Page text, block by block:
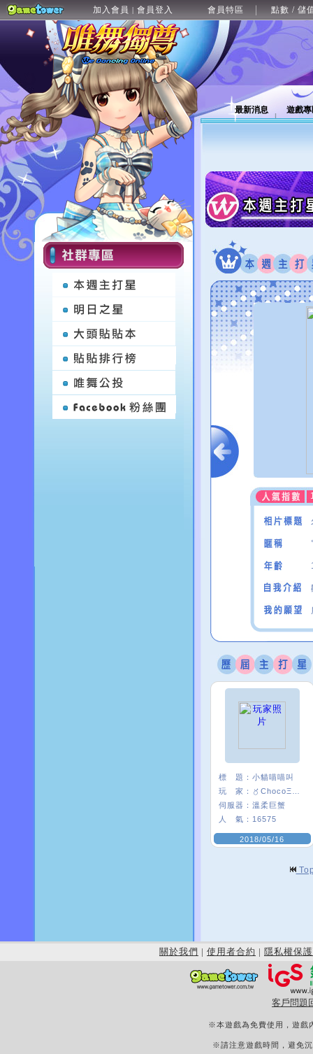
加入會員 | 會員登入 會員特區 點數 / 儲
最新消息 遊戲
標 題： 小貓喵喵叫
玩 家：
伺服器： 溫柔巨蟹
人 氣： 16575
2018/05/16
關於我們 | 使用者合約 | 隱私權保護
客戶問題
※本遊戲為免費使用，遊戲
※請注意遊戲時間，避免